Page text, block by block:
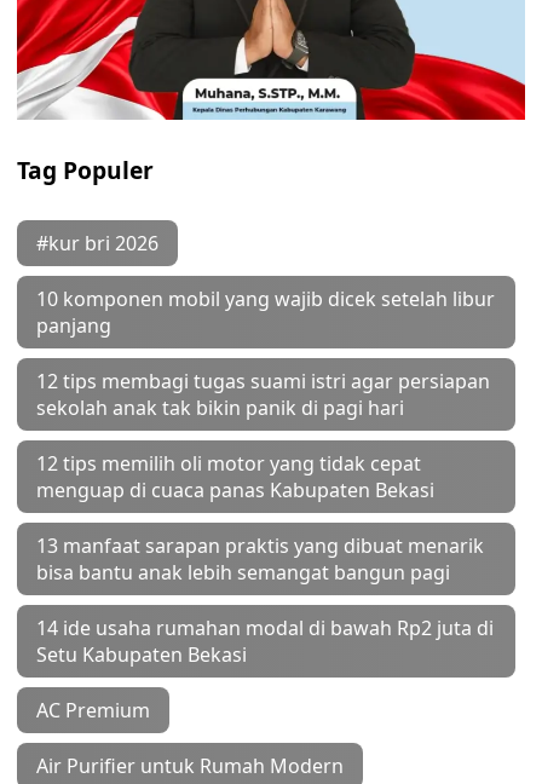
Tag Populer
#kur bri 2026
10 komponen mobil yang wajib dicek setelah libur
panjang
12 tips membagi tugas suami istri agar persiapan
sekolah anak tak bikin panik di pagi hari
12 tips memilih oli motor yang tidak cepat
menguap di cuaca panas Kabupaten Bekasi
13 manfaat sarapan praktis yang dibuat menarik
bisa bantu anak lebih semangat bangun pagi
14 ide usaha rumahan modal di bawah Rp2 juta di
Setu Kabupaten Bekasi
AC Premium
Air Purifier untuk Rumah Modern